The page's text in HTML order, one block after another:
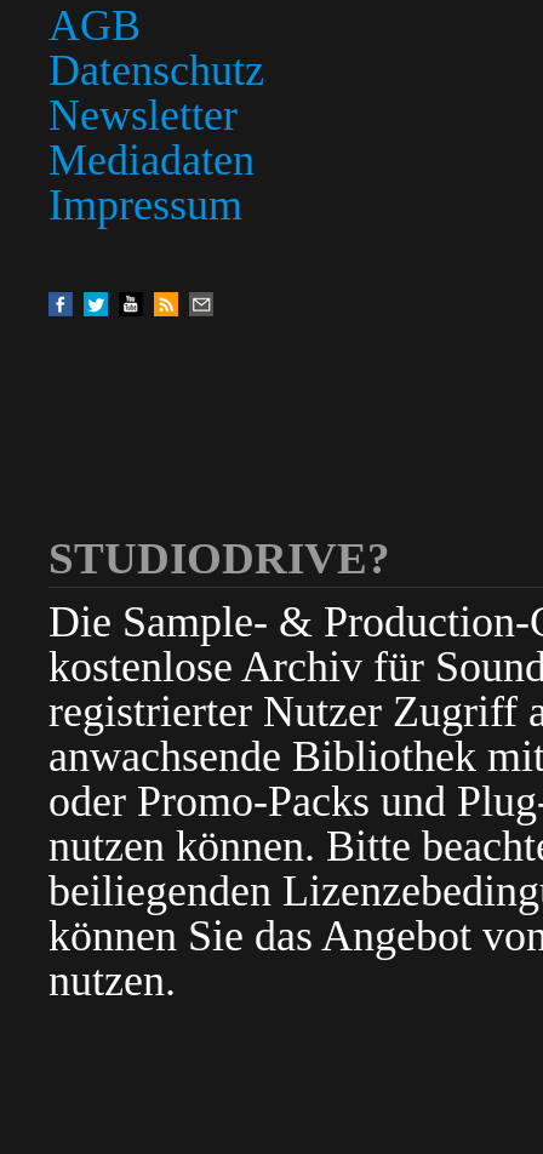
AGB
Datenschutz
Newsletter
Mediadaten
Impressum
STUDIODRIVE?
Die Sample- &
kostenlose Archiv für
registrierter Nutzer Zugriff
anwachsende Bibliothek
oder Promo-Packs und
nutzen können. Bitte
beiliegenden
können Sie das Angebot
nutzen.